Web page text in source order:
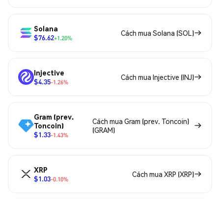
Solana
$76.62+1.20%
Cách mua Solana (SOL)
Injective
$4.35-1.26%
Cách mua Injective (INJ)
Gram (prev.
Toncoin)
$1.33-1.43%
Cách mua Gram (prev. Toncoin)
(GRAM)
XRP
$1.03-0.10%
Cách mua XRP (XRP)